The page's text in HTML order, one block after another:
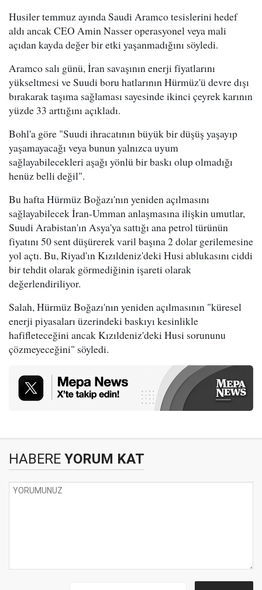
Husiler temmuz ayında Saudi Aramco tesislerini hedef
aldı ancak CEO Amin Nasser operasyonel veya mali
açıdan kayda değer bir etki yaşanmadığını söyledi.
Aramco salı günü, İran savaşının enerji fiyatlarını
yükseltmesi ve Suudi boru hatlarının Hürmüz'ü devre dışı
bırakarak taşıma sağlaması sayesinde ikinci çeyrek karının
yüzde 33 arttığını açıkladı.
Bohl'a göre "Suudi ihracatının büyük bir düşüş yaşayıp
yaşamayacağı veya bunun yalnızca uyum
sağlayabilecekleri aşağı yönlü bir baskı olup olmadığı
henüz belli değil".
Bu hafta Hürmüz Boğazı'nın yeniden açılmasını
sağlayabilecek İran-Umman anlaşmasına ilişkin umutlar,
Suudi Arabistan'ın Asya'ya sattığı ana petrol türünün
fiyatını 50 sent düşürerek varil başına 2 dolar gerilemesine
yol açtı. Bu, Riyad'ın Kızıldeniz'deki Husi ablukasını ciddi
bir tehdit olarak görmediğinin işareti olarak
değerlendiriliyor.
Salah, Hürmüz Boğazı'nın yeniden açılmasının "küresel
enerji piyasaları üzerindeki baskıyı kesinlikle
hafifleteceğini ancak Kızıldeniz'deki Husi sorununu
çözmeyeceğini" söyledi.
HABERE YORUM KAT